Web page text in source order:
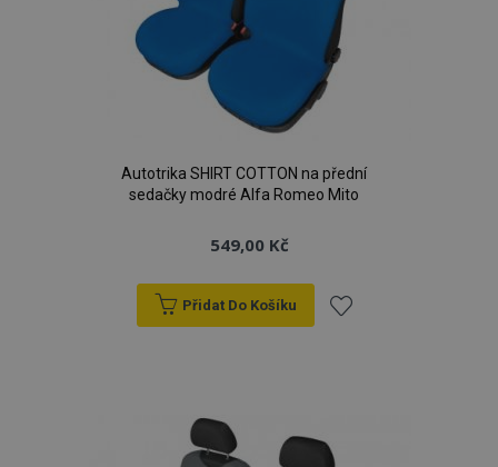
Autotrika SHIRT COTTON na přední
sedačky modré Alfa Romeo Mito
549,00 Kč
Přidat Do Košíku
oblíbeným